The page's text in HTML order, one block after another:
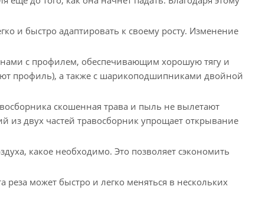
и быстро адаптировать к своему росту. Изменение
с профилем, обеспечивающим хорошую тягу и
профиль), а также с шарикоподшипниками двойной
скошенная трава и пыль не вылетают
из двух частей травосборник упрощает открывание
какое необходимо. Это позволяет сэкономить
может быстро и легко меняться в нескольких